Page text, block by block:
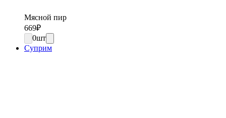
Мясной пир
669₽
0шт
Суприм